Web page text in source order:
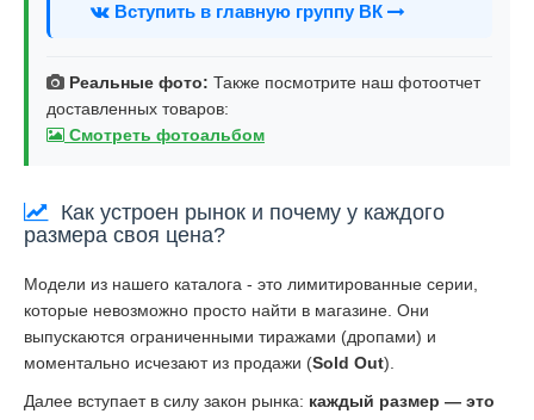
Вступить в главную группу ВК
Реальные фото: Также посмотрите наш фотоотчет
доставленных товаров:
Смотреть фотоальбом
Как устроен рынок и почему у каждого
размера своя цена?
Модели из нашего каталога - это лимитированные серии,
которые невозможно просто найти в магазине. Они
выпускаются ограниченными тиражами (дропами) и
моментально исчезают из продажи (Sold Out).
Далее вступает в силу закон рынка: каждый размер — это